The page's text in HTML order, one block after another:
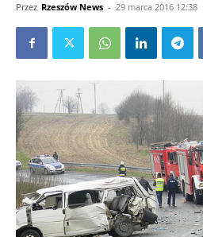
Przez Rzeszów News - 29 marca 2016 12:38